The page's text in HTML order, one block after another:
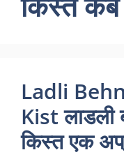
Ladli
Kist लाडली
किस्त एक